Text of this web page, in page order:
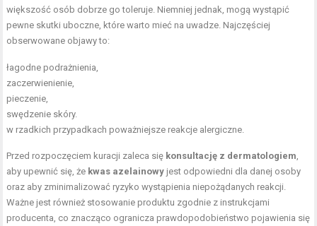
większość osób dobrze go toleruje. Niemniej jednak, mogą wystąpić
pewne skutki uboczne, które warto mieć na uwadze. Najczęściej
obserwowane objawy to:
łagodne podrażnienia,
zaczerwienienie,
pieczenie,
swędzenie skóry.
w rzadkich przypadkach poważniejsze reakcje alergiczne.
Przed rozpoczęciem kuracji zaleca się konsultację z dermatologiem
aby upewnić się, że kwas azelainowy jest odpowiedni dla danej osoby
oraz aby zminimalizować ryzyko wystąpienia niepożądanych reakcji.
Ważne jest również stosowanie produktu zgodnie z instrukcjami
producenta, co znacząco ogranicza prawdopodobieństwo pojawienia się